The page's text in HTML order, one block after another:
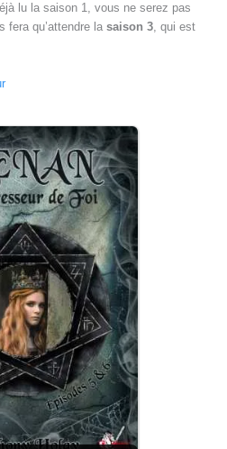
lu la saison 1, vous ne serez pas
fera qu’attendre la saison 3, qui est